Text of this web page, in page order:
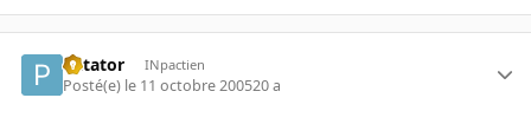
Patator INpactien
Posté(e) le 11 octobre 200520 a